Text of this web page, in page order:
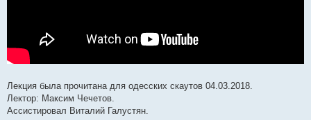
Лекция была прочитана для одесских скаутов 04.03.2018.
Лектор: Максим Чечетов.
Ассистировал Виталий Галустян.